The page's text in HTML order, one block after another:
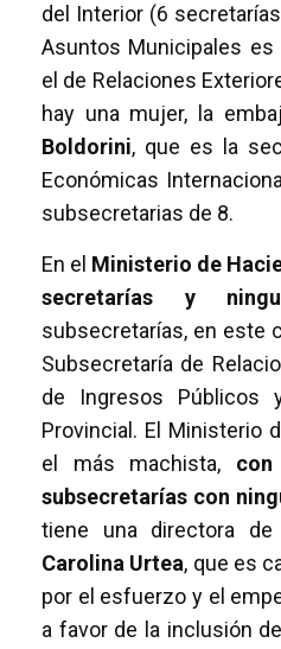
del Interior (6
Asuntos Municipales
el de Relaciones
hay una mujer, la
Boldorini, que es la
Económicas
subsecretarias de 8.
En el Ministerio de
secretarías y
subsecretarías, en este
Subsecretaría de
de Ingresos Públicos
Provincial. El Ministerio
el más machista, con
subsecretarías con
tiene una directora de
Carolina Urtea, que es
por el esfuerzo y el
a favor de la inclusión